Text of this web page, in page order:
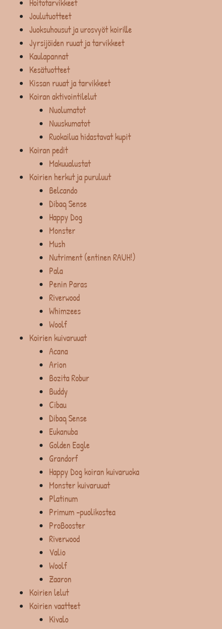
Hoitotarvikkeet
Joulutuotteet
Juoksuhousut ja urosvyöt koirille
Jyrsijöiden ruuat ja tarvikkeet
Kaulapannat
Kesätuotteet
Kissan ruuat ja tarvikkeet
Koiran aktivointilelut
Nuolumatot
Nuuskumatot
Ruokailua hidastavat kupit
Koiran pedit
Makuualustat
Koirien herkut ja puruluut
Belcando
Dibaq Sense
Happy Dog
Monster
Mush
Nutriment (entinen RAUH!)
Pala
Penin Paras
Riverwood
Whimzees
Woolf
Koirien kuivaruuat
Acana
Arion
Bozita Robur
Buddy
Cibau
Dibaq Sense
Eukanuba
Golden Eagle
Grandorf
Happy Dog koiran kuivaruoka
Monster kuivaruuat
Platinum
Primum -puolikostea
ProBooster
Riverwood
Valio
Woolf
Zaaron
Koirien lelut
Koirien vaatteet
Kivalo